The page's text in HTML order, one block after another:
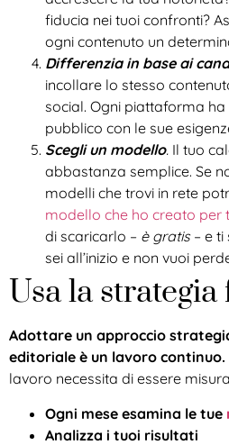
fiducia nei tuoi confronti?
ogni contenuto un
Differenzia in base ai
incollare lo stesso
social. Ogni piattaforma
pubblico con le sue
Scegli un modello. Il tuo
abbastanza semplice. Se
modelli che trovi in rete
modello che ho creato per
di scaricarlo – è gratis– e ti
sei all’inizio e non vuoi
Usa la
Adottare un approccio
editoriale è un lavoro continuo.
lavoro necessita di essere
Ogni mese esamina le tue
Analizza i tuoi risultati